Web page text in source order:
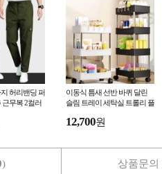
허리밴딩 퍼
근무복 2컬러
이동식 틈새 선반 바퀴 달린
슬림 트레이 세탁실 트롤리 플
12,700원
) 상품문의